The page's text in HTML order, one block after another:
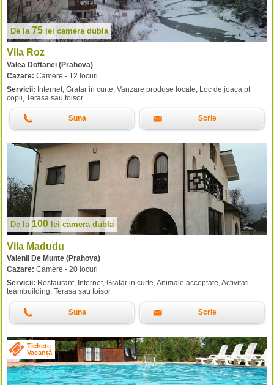
De la 75 lei camera dubla
Vila Roz
Valea Doftanei (Prahova)
Cazare: Camere - 12 locuri
Servicii: Internet, Gratar in curte, Vanzare produse locale, Loc de joaca pt
copii, Terasa sau foisor
Suna Scrie
De la 100 lei camera dubla
Vila Madudu
Valenii De Munte (Prahova)
Cazare: Camere - 20 locuri
Servicii: Restaurant, Internet, Gratar in curte, Animale acceptate, Activitati
teambuilding, Terasa sau foisor
Suna Scrie
Tichete
Vacanță